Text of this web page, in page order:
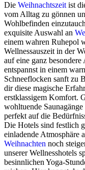
Die Weihnachtszeit ist
vom Alltag zu gönnen
Wohlbefinden
exquisite Auswahl an
einem wahren Ruhepol
Wellnessauszeit in der
auf eine ganz
entspannst in einem
Schneeflocken sanft zu
dir diese magische
erstklassigem Komfort.
wohltuende
perfekt auf die
Die Hotels sind festlich
einladende Atmosphäre
Weihnachten noch
unserer Wellnesshotels
besinnlichen Yoga-